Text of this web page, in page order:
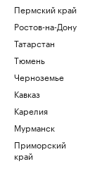
Пермский край
Ростов-на-Дону
Татарстан
Тюмень
Черноземье
Кавказ
Карелия
Мурманск
Приморский
край